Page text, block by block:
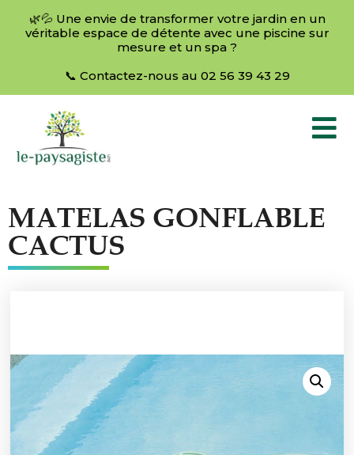
🌿💦 Une envie de transformer votre jardin en un
véritable espace de détente avec une piscine sur
mesure et un spa ?
📞 Contactez-nous au 02 56 39 43 29
MATELAS GONFLABLE
CACTUS